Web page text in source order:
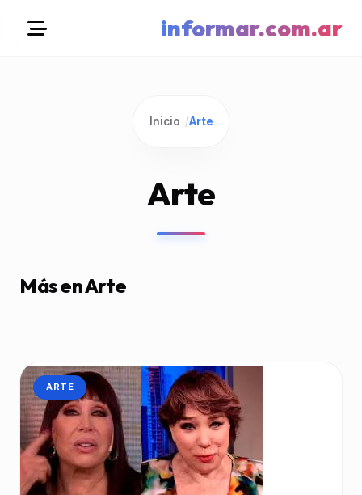
informar.com.ar
Inicio /Arte
Arte
Más en Arte
CATEGORÍA:
ARTE